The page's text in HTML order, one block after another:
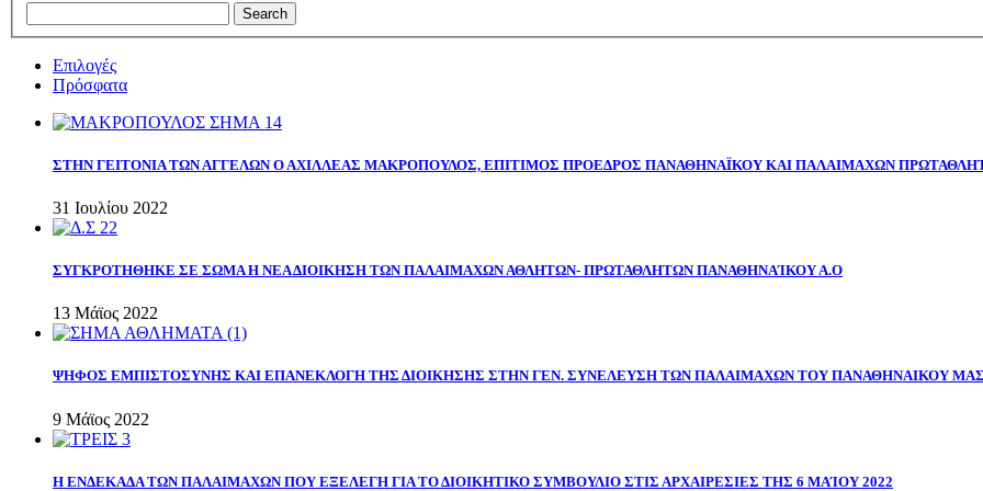
Επιλογές
Πρόσφατα
ΣΤΗΝ ΓΕΙΤΟΝΙΑ ΤΩΝ ΑΓΓΕΛΩΝ Ο ΑΧΙΛΛΕΑΣ ΜΑΚΡΟΠΟΥΛΟΣ, ΕΠΙΤΙΜΟΣ ΠΡΟΕΔΡΟΣ ΠΑΝΑΘΗΝΑΪΚΟΥ ΚΑΙ ΠΑΛΑΙΜΑΧΩΝ
31 Ιουλίου 2022
ΣΥΓΚΡΟΤΗΘΗΚΕ ΣΕ ΣΩΜΑ Η ΝΕΑ ΔΙΟΙΚΗΣΗ ΤΩΝ ΠΑΛΑΙΜΑΧΩΝ ΑΘΛΗΤΩΝ- ΠΡΩΤΑΘΛΗΤΩΝ ΠΑΝΑΘΗΝΑΊΚΟΥ Α.Ο
13 Μάϊος 2022
ΨΗΦΟΣ ΕΜΠΙΣΤΟΣΥΝΗΣ ΚΑΙ ΕΠΑΝΕΚΛΟΓΗ ΤΗΣ ΔΙΟΙΚΗΣΗΣ ΣΤΗΝ ΓΕΝ. ΣΥΝΕΛΕΥΣΗ ΤΩΝ ΠΑΛΑΙΜΑΧΩΝ ΤΟΥ ΠΑΝΑΘΗΝΑΙΚΟΥ ΜΑΣ
9 Μάϊος 2022
Η ΕΝΔΕΚΑΔΑ ΤΩΝ ΠΑΛΑΙΜΑΧΩΝ ΠΟΥ ΕΞΕΛΕΓΗ ΓΙΑ ΤΟ ΔΙΟΙΚΗΤΙΚΟ ΣΥΜΒΟΥΛΙΟ ΣΤΙΣ ΑΡΧΑΙΡΕΣΙΕΣ ΤΗΣ 6 ΜΑΊΟΥ 2022